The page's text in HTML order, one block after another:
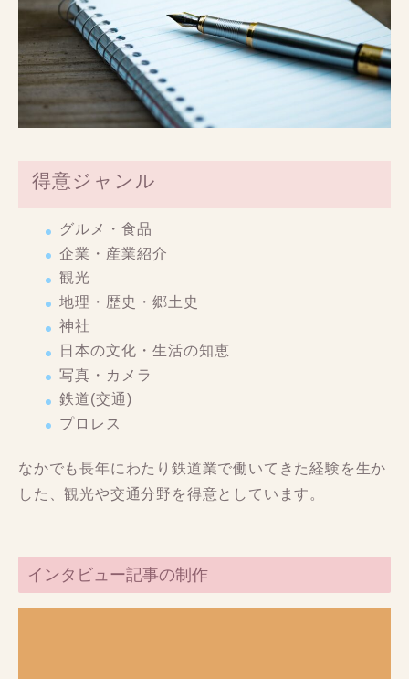
得意ジャンル
グルメ・食品
企業・産業紹介
観光
地理・歴史・郷土史
神社
日本の文化・生活の知恵
写真・カメラ
鉄道(交通)
プロレス
なかでも長年にわたり鉄道業で働いてきた経験を生か
した、観光や交通分野を得意としています。
インタビュー記事の制作